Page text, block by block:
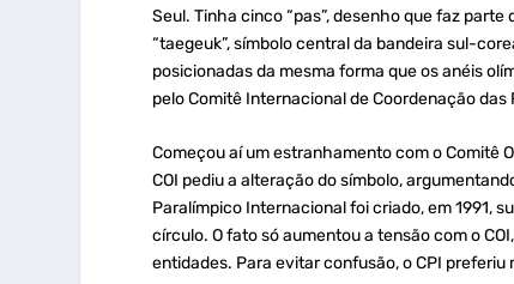
Seul. Tinha cinco “pas”, desenho que faz parte
“taegeuk”, símbolo central da bandeira sul-
posicionadas da mesma forma que os anéis
pelo Comitê Internacional de Coordenação
Começou aí um estranhamento com o Comitê
COI pediu a alteração do símbolo,
Paralímpico Internacional foi criado, em 1991,
círculo. O fato só aumentou a tensão com o
entidades. Para evitar confusão, o CPI preferiu